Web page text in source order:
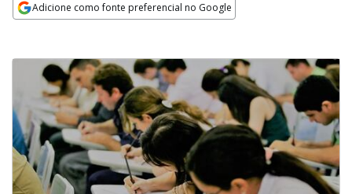
Adicione como fonte preferencial no Google